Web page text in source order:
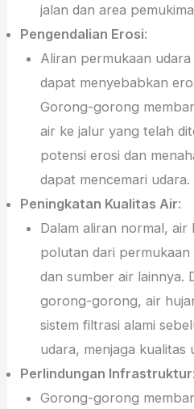
jalan dan area
Pengendalian Erosi:
Aliran permukaan
dapat menyebabkan
Gorong-gorong
air ke jalur yang telah
potensi erosi dan
dapat mencemari udara.
Peningkatan Kualitas Air:
Dalam aliran normal, air
polutan dari permukaan
dan sumber air lainnya.
gorong-gorong, air
sistem filtrasi alami
udara, menjaga kualitas
Perlindungan Infrastruktur:
Gorong-gorong